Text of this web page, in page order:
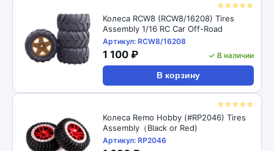
☆☆☆☆☆
Колеса RCW8 (RCW8/16208) Tires
Assembly 1/16 RC Car Off-Road
Артикул: RCW8/16208
1 100 ₽ ✓ В наличии
В корзину
☆☆☆☆☆
Колеса Remo Hobby (#RP2046) Tires
Assembly（Black or Red)
Артикул: RP2046